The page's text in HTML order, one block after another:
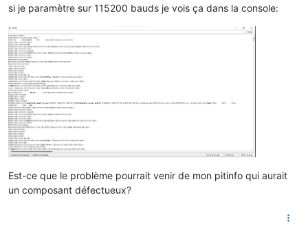
si je paramètre sur 115200 bauds je vois ça dans la console:
Est-ce que le problème pourrait venir de mon pitinfo qui aurait
un composant défectueux?